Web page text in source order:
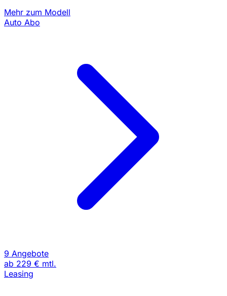
Mehr zum Modell
Auto Abo
9 Angebote
ab 229 € mtl.
Leasing